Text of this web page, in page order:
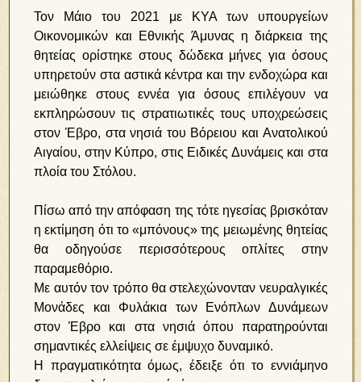
Τον Μάιο του 2021 με ΚΥΑ των υπουργείων
Οικονομικών και Εθνικής Άμυνας η διάρκεια της
θητείας ορίστηκε στους δώδεκα μήνες για όσους
υπηρετούν στα αστικά κέντρα και την ενδοχώρα και
μειώθηκε στους εννέα για όσους επιλέγουν να
εκπληρώσουν τις στρατιωτικές τους υποχρεώσεις
στον Έβρο, στα νησιά του Βόρειου και Ανατολικού
Αιγαίου, στην Κύπρο, στις Ειδικές Δυνάμεις και στα
πλοία του Στόλου.
Πίσω από την απόφαση της τότε ηγεσίας βρισκόταν
η εκτίμηση ότι το «μπόνους» της μειωμένης θητείας
θα οδηγούσε περισσότερους οπλίτες στην
παραμεθόριο.
Με αυτόν τον τρόπο θα στελεχώνονταν νευραλγικές
Μονάδες και Φυλάκια των Ενόπλων Δυνάμεων
στον Έβρο και στα νησιά όπου παρατηρούνται
σημαντικές ελλείψεις σε έμψυχο δυναμικό.
Η πραγματικότητα όμως, έδειξε ότι το εννιάμηνο